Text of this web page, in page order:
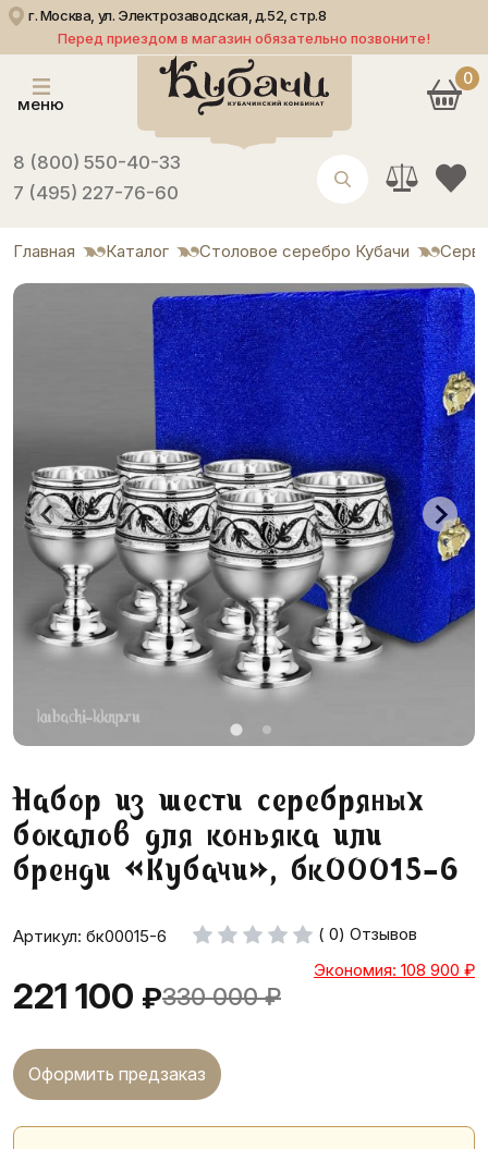
г. Москва, ул. Электрозаводская, д.52, стр.8
Перед приездом в магазин обязательно позвоните!
меню
8 (800) 550-40-33
7 (495) 227-76-60
0
Главная Каталог Столовое серебро Кубачи
Набор из шести серебряных
бокалов для коньяка или
бренди «Кубачи», бк00015-6
Артикул: бк00015-6 ( 0) Отзывов
221 100 ₽330 000 ₽
Экономия: 108 900 ₽
Оформить предзаказ